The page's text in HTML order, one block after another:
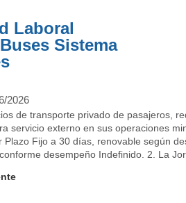
Laboral
Sistema
2026
de transporte privado de pasajeros,
servicio externo en sus operaciones
Fijo a 30 días, renovable según
desempeño Indefinido. 2. La